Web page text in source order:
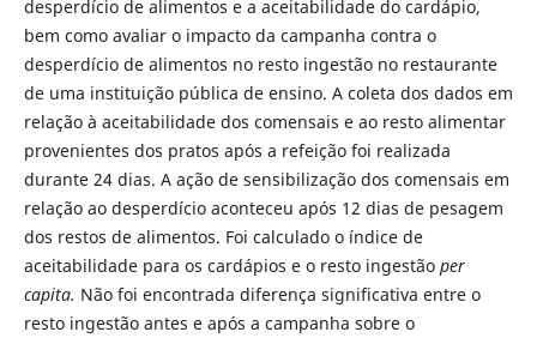
desperdício de alimentos e a aceitabilidade do cardápio,
bem como avaliar o impacto da campanha contra o
desperdício de alimentos no resto ingestão no restaurante
de uma instituição pública de ensino. A coleta dos dados em
relação à aceitabilidade dos comensais e ao resto alimentar
provenientes dos pratos após a refeição foi realizada
durante 24 dias. A ação de sensibilização dos comensais em
relação ao desperdício aconteceu após 12 dias de pesagem
dos restos de alimentos. Foi calculado o índice de
aceitabilidade para os cardápios e o resto ingestão per
capita. Não foi encontrada diferença significativa entre o
resto ingestão antes e após a campanha sobre o